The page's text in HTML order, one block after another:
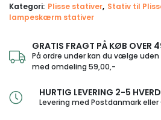
Kategori: Plisse stativer Stativ til
lampeskærm stativer
GRATIS FRAGT PÅ KØB OVER
På ordre under kan du vælge
med omdeling 59,00,-
HURTIG LEVERING 2-5
Levering med Postdanmark eller